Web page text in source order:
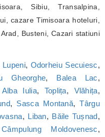
Sibiu, Transalpina,
cazare Timisoara hoteluri,
Busteni, Cazari statiuni
Lupeni, Odorheiu Secuiesc,
Gheorghe, Balea Lac,
Alba Iulia, Toplița, Vlăhița,
, Sasca Montană,Târgu
, Liban, Băile Tușnad,
Câmpulung Moldovenesc,